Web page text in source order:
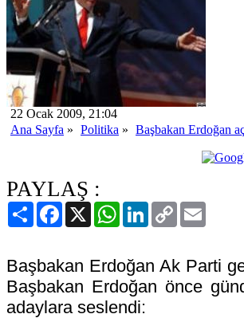
22 Ocak 2009, 21:04
Ana Sayfa » Politika » Başbakan Erdoğan
PAYLAŞ :
PaylaşFacebook
X WhatsAppLinkedIn
Copy
Link
Başbakan Erdoğan Ak Parti
Başbakan Erdoğan önce
adaylara seslendi: